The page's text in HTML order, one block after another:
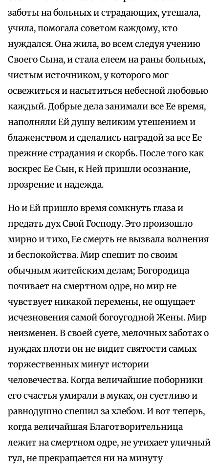
заботы на больных и страдающих, утешала,
учила, помогала советом каждому, кто
нуждался. Она жила, во всем следуя учению
Своего Сына, и стала елеем на раны больных,
чистым источником, у которого мог
освежиться и насытиться небесной любовью
каждый. Добрые дела занимали все Ее время,
наполняли Ей душу великим утешением и
блаженством и сделались наградой за все Ее
прежние страдания и скорбь. После того как
воскрес Ее Сын, к Ней пришли осознание,
прозрение и надежда.
Но и Ей пришло время сомкнуть глаза и
предать дух Свой Господу. Это произошло
мирно и тихо, Ее смерть не вызвала волнения
и беспокойства. Мир спешит по своим
обычным житейским делам; Богородица
почивает на смертном одре, но мир не
чувствует никакой перемены, не ощущает
исчезновения самой богоугодной Жены. Мир
неизменен. В своей суете, мелочных заботах о
нуждах плоти он не видит святости самых
торжественных минут истории
человечества. Когда величайшие поборники
его счастья умирали в муках, он суетливо и
равнодушно спешил за хлебом. И вот теперь,
когда величайшая Благотворительница
лежит на смертном одре, не утихает уличный
гул, не прекращается ни на минуту